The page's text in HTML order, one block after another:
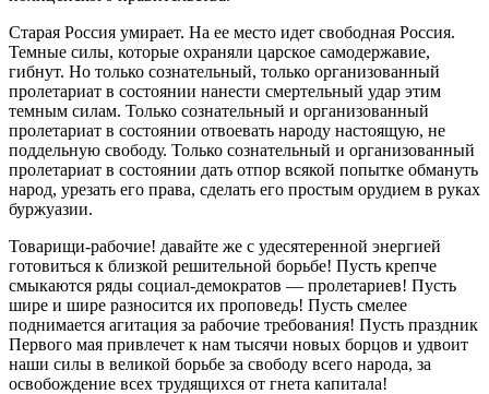
Старая Россия умирает. На ее место идет свободная Россия.
Темные силы, которые охраняли царское самодержавие,
гибнут. Но только сознательный, только организованный
пролетариат в состоянии нанести смертельный удар этим
темным силам. Только сознательный и организованный
пролетариат в состоянии отвоевать народу настоящую, не
поддельную свободу. Только сознательный и организованный
пролетариат в состоянии дать отпор всякой попытке обмануть
народ, урезать его права, сделать его простым орудием в руках
буржуазии.
Товарищи-рабочие! давайте же с удесятеренной энергией
готовиться к близкой решительной борьбе! Пусть крепче
смыкаются ряды социал-демократов — пролетариев! Пусть
шире и шире разносится их проповедь! Пусть смелее
поднимается агитация за рабочие требования! Пусть праздник
Первого мая привлечет к нам тысячи новых борцов и удвоит
наши силы в великой борьбе за свободу всего народа, за
освобождение всех трудящихся от гнета капитала!